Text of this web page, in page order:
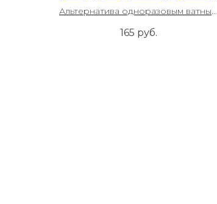
Альтернатива одноразовым ватным
165 руб.